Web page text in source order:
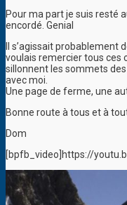
Pour ma part je suis resté
encordé. Genial
Il s’agissait
voulais remercier tous ces
sillonnent les sommets
avec moi.
Une page de ferme, une
Bonne route à tous et à
Dom
[bpfb_video]https://